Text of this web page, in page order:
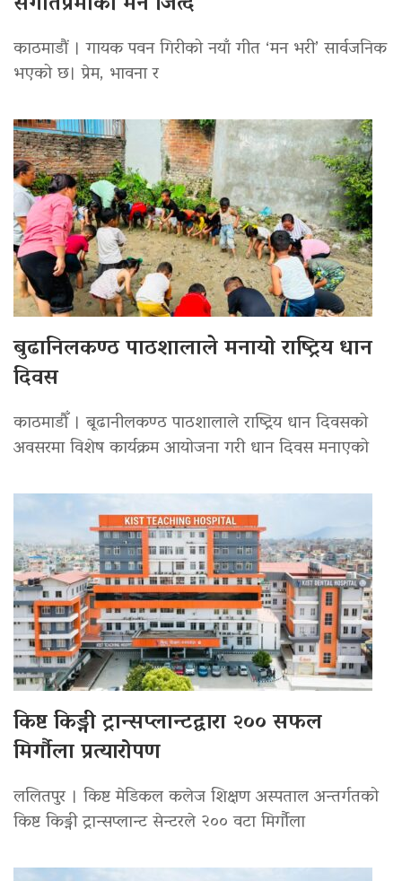
काठमाडौं । गायक पवन गिरीको नयाँ गीत ‘मन भरी’ सार्वजनिक
भएको छ। प्रेम, भावना र
बुढानिलकण्ठ पाठशालाले मनायो राष्ट्रिय धान
दिवस
काठमाडौँ । बूढानीलकण्ठ पाठशालाले राष्ट्रिय धान दिवसको
अवसरमा विशेष कार्यक्रम आयोजना गरी धान दिवस मनाएको
किष्ट किड्नी ट्रान्सप्लान्टद्वारा २०० सफल
मिर्गौला प्रत्यारोपण
ललितपुर । किष्ट मेडिकल कलेज शिक्षण अस्पताल अन्तर्गतको
किष्ट किड्नी ट्रान्सप्लान्ट सेन्टरले २०० वटा मिर्गौला